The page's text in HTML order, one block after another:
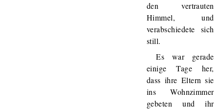
den vertrauten
Himmel, und
verabschiedete sich
still.
Es war gerade
einige Tage her,
dass ihre Eltern sie
ins Wohnzimmer
gebeten und ihr